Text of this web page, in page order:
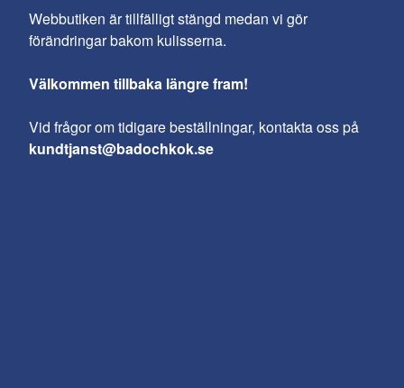
Webbutiken är tillfälligt stängd medan vi gör
förändringar bakom kulisserna.
Välkommen tillbaka längre fram!
Vid frågor om tidigare beställningar, kontakta oss på
kundtjanst@badochkok.se